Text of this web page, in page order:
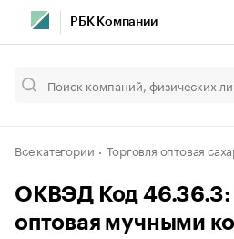
РБК Компании
Все категории
ОКВЭД Код 46.36.3:
оптовая мучными